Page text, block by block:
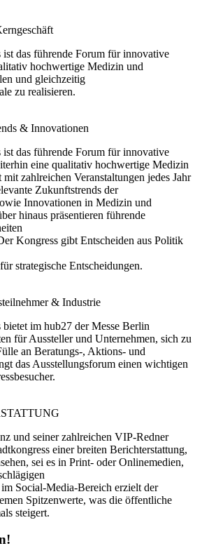
ist das führende Forum für innovative
hochwertige Medizin und
und gleichzeitig
zu realisieren.
& Innovationen
ist das führende Forum für innovative
eine qualitativ hochwertige Medizin
zahlreichen Veranstaltungen jedes Jahr
Zukunftstrends der
Innovationen in Medizin und
hinaus präsentieren führende
Kongress gibt Entscheiden aus Politik
strategische Entscheidungen.
& Industrie
im hub27 der Messe Berlin
für Aussteller und Unternehmen, sich zu
an Beratungs-, Aktions- und
das Ausstellungsforum einen wichtigen
und seiner zahlreichen VIP-Redner
einer breiten Berichterstattung,
sei es in Print- oder Onlinemedien,
Social-Media-Bereich erzielt der
Spitzenwerte, was die öffentliche
steigert.